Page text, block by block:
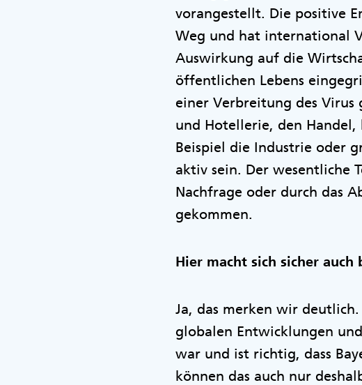
vorangestellt. Die positive
Weg und hat international
Auswirkung auf die
öffentlichen Lebens
einer Verbreitung des Virus
und Hotellerie, den
Beispiel die Industrie oder
aktiv sein. Der wesentliche
Nachfrage oder durch das
gekommen.
Hier macht sich sicher
Ja, das merken wir
globalen Entwicklungen
war und ist richtig, dass
können das auch nur